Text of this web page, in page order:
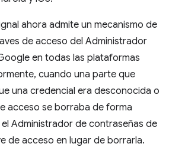
ahora admite un mecanismo de
de acceso del Administrador
en todas las plataformas
cuando una parte que
una credencial era desconocida o
acceso se borraba de forma
Administrador de contraseñas de
de acceso en lugar de borrarla.